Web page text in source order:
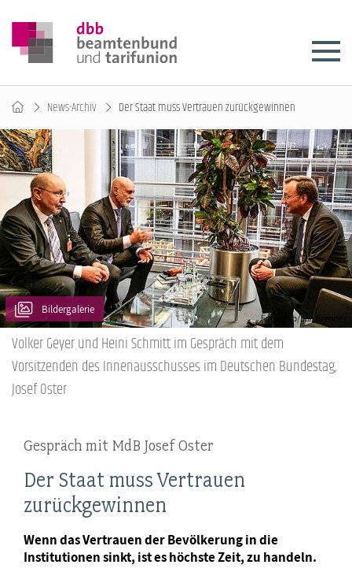
News-Archiv Der Staat muss Vertrauen zurückgewinnen
Bildergalerie
Volker Geyer und Heini Schmitt im Gespräch mit dem
Vorsitzenden des Innenausschusses im Deutschen Bundestag,
Josef Oster
Gespräch mit MdB Josef Oster
Der Staat muss Vertrauen
zurückgewinnen
Wenn das Vertrauen der Bevölkerung in die
Institutionen sinkt, ist es höchste Zeit, zu handeln.